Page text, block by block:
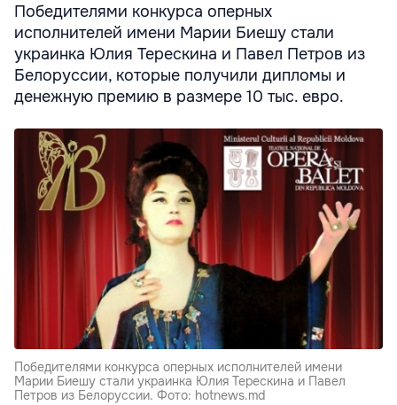
Победителями конкурса оперных
исполнителей имени Марии Биешу стали
украинка Юлия Терескина и Павел Петров из
Белоруссии, которые получили дипломы и
денежную премию в размере 10 тыс. евро.
Победителями конкурса оперных исполнителей имени
Марии Биешу стали украинка Юлия Терескина и Павел
Петров из Белоруссии. Фото: hotnews.md